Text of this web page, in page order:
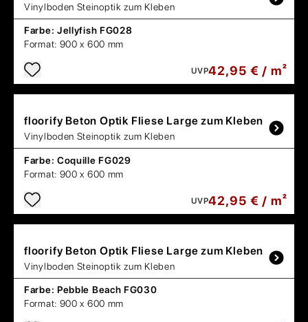
Vinylboden Steinoptik zum Kleben
Farbe: Jellyfish FG028
Format: 900 x 600 mm
UVP42,95 € / m²
floorify Beton Optik Fliese Large zum Kleben
Vinylboden Steinoptik zum Kleben
Farbe: Coquille FG029
Format: 900 x 600 mm
UVP42,95 € / m²
floorify Beton Optik Fliese Large zum Kleben
Vinylboden Steinoptik zum Kleben
Farbe: Pebble Beach FG030
Format: 900 x 600 mm